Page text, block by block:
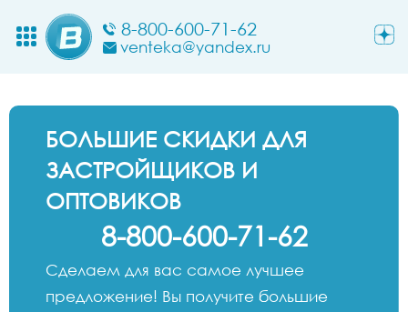
8-800-600-71-62
venteka@yandex.ru
БОЛЬШИЕ СКИДКИ ДЛЯ
ЗАСТРОЙЩИКОВ И
ОПТОВИКОВ
8-800-600-71-62
Сделаем для вас самое лучшее
предложение! Вы получите большие